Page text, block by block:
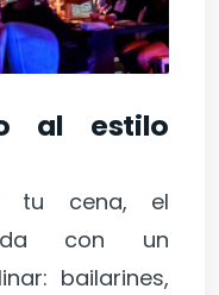
al estilo
tu cena, el
con un
bailarines,